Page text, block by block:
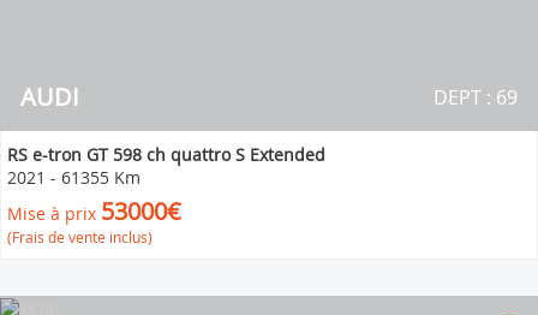
AUDI DEPT : 69
RS e-tron GT 598 ch quattro S Extended
2021 - 61355 Km
Mise à prix 53000€
(Frais de vente inclus)